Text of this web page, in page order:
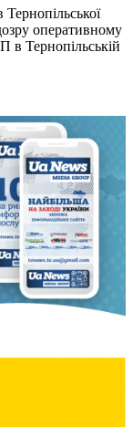
оперативному
в Тернопільській